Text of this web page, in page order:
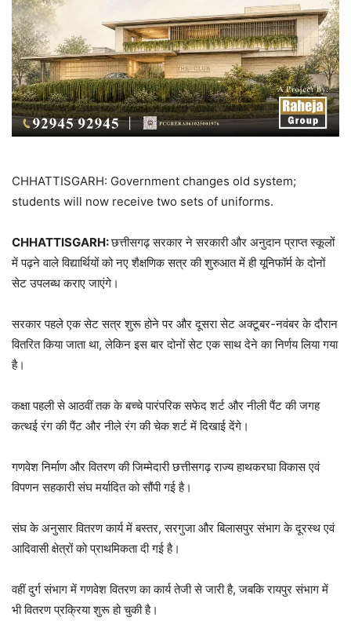
CHHATTISGARH: Government changes old system;
students will now receive two sets of uniforms.
CHHATTISGARH:छत्तीसगढ़ सरकार ने सरकारी और अनुदान प्राप्त स्कूलों
में पढ़ने वाले विद्यार्थियों को नए शैक्षणिक सत्र की शुरुआत में ही यूनिफॉर्म के दोनों
सेट उपलब्ध कराए जाएंगे।
सरकार पहले एक सेट सत्र शुरू होने पर और दूसरा सेट अक्टूबर-नवंबर के दौरान
वितरित किया जाता था, लेकिन इस बार दोनों सेट एक साथ देने का निर्णय लिया गया
है।
कक्षा पहली से आठवीं तक के बच्चे पारंपरिक सफेद शर्ट और नीली पैंट की जगह
कत्थई रंग की पैंट और नीले रंग की चेक शर्ट में दिखाई देंगे।
गणवेश निर्माण और वितरण की जिम्मेदारी छत्तीसगढ़ राज्य हाथकरघा विकास एवं
विपणन सहकारी संघ मर्यादित को सौंपी गई है।
संघ के अनुसार वितरण कार्य में बस्तर, सरगुजा और बिलासपुर संभाग के दूरस्थ एवं
आदिवासी क्षेत्रों को प्राथमिकता दी गई है।
वहीं दुर्ग संभाग में गणवेश वितरण का कार्य तेजी से जारी है, जबकि रायपुर संभाग में
भी वितरण प्रक्रिया शुरू हो चुकी है।